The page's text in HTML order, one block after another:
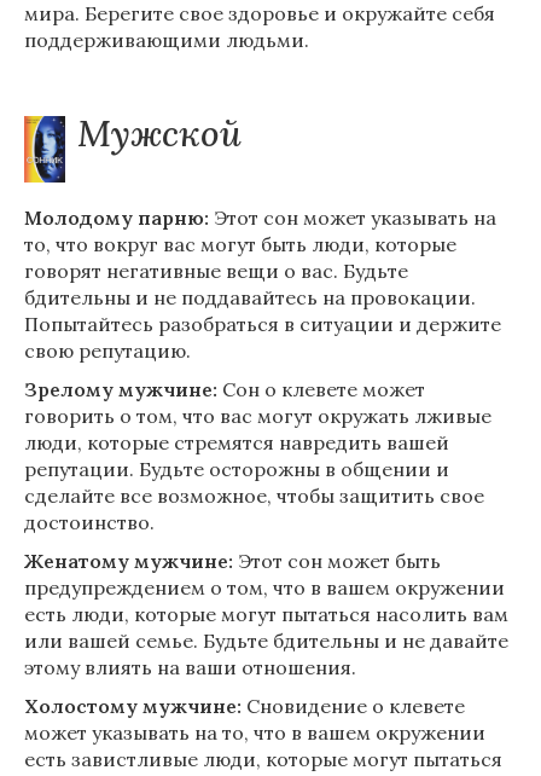
мира. Берегите свое здоровье и окружайте себя
поддерживающими людьми.
Мужской
Молодому парню: Этот сон может указывать на
то, что вокруг вас могут быть люди, которые
говорят негативные вещи о вас. Будьте
бдительны и не поддавайтесь на провокации.
Попытайтесь разобраться в ситуации и держите
свою репутацию.
Зрелому мужчине: Сон о клевете может
говорить о том, что вас могут окружать лживые
люди, которые стремятся навредить вашей
репутации. Будьте осторожны в общении и
сделайте все возможное, чтобы защитить свое
достоинство.
Женатому мужчине: Этот сон может быть
предупреждением о том, что в вашем окружении
есть люди, которые могут пытаться насолить вам
или вашей семье. Будьте бдительны и не давайте
этому влиять на ваши отношения.
Холостому мужчине: Сновидение о клевете
может указывать на то, что в вашем окружении
есть завистливые люди, которые могут пытаться